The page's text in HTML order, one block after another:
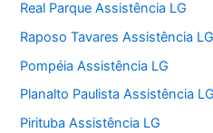
Real Parque Assistência LG
Raposo Tavares Assistência LG
Pompéia Assistência LG
Planalto Paulista Assistência LG
Pirituba Assistência LG